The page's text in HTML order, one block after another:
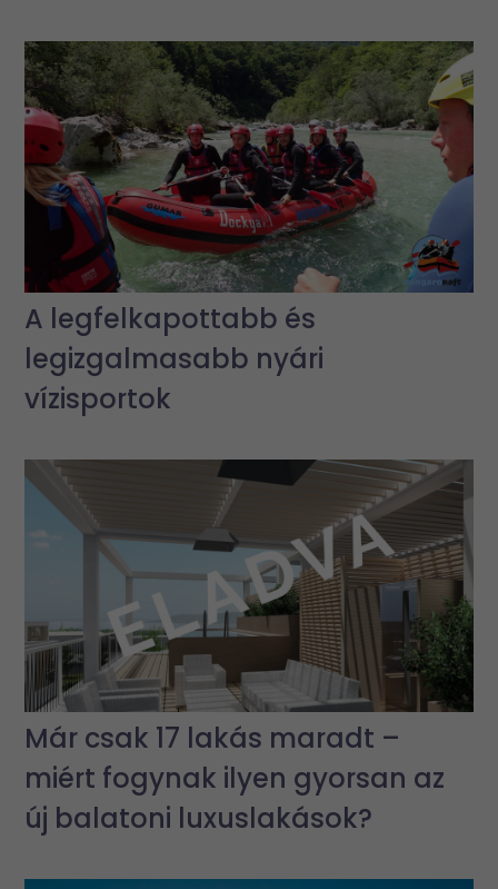
A legfelkapottabb és
legizgalmasabb nyári
vízisportok
Már csak 17 lakás maradt –
miért fogynak ilyen gyorsan az
új balatoni luxuslakások?